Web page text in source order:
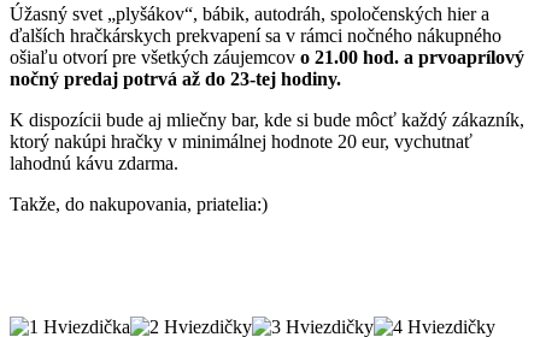
Úžasný svet „plyšákov“, bábik, autodráh, spoločenských hier a
ďalších hračkárskych prekvapení sa v rámci nočného nákupného
ošiaľu otvorí pre všetkých záujemcov o 21.00 hod. a prvoaprílový
nočný predaj potrvá až do 23-tej hodiny.
K dispozícii bude aj mliečny bar, kde si bude môcť každý zákazník,
ktorý nakúpi hračky v minimálnej hodnote 20 eur, vychutnať
lahodnú kávu zdarma.
Takže, do nakupovania, priatelia:)